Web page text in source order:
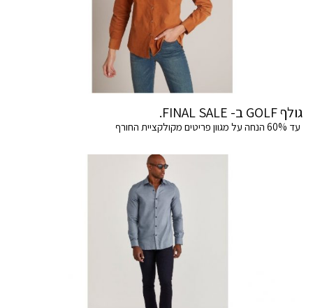
גולף GOLF ב- FINAL SALE.
עד 60% הנחה על מגוון פריטים מקולקציית החורף